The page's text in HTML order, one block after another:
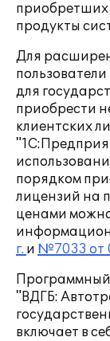
приобретших
продукты
Для
для
приобрести
клиентских
порядком
лицензий на
ценами
г. и №7033 от
Программный
"ВДГБ:
включает в